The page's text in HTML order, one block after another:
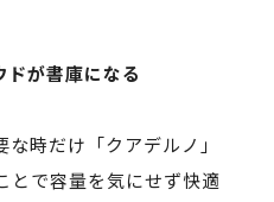
が書庫になる
時だけ「クアデルノ」
とで容量を気にせず快適